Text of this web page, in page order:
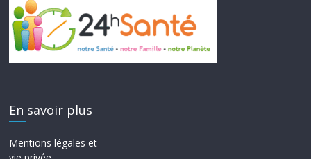
En savoir plus
Mentions légales et